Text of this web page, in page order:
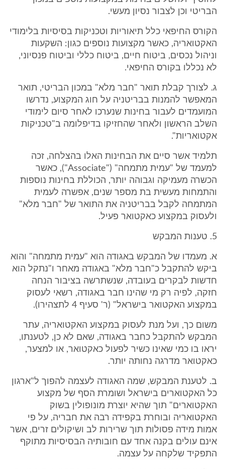
הבריטי וכן לצבור נסיון מעשי.
הקורס החיפאי כלל תיאוריות וטכניקות בסיסיות בלימודי
האקטואריה, כאשר מקצועות נוספים כגון: השקעות
וניהול נכסים, ביטוח חיים, ביטוח כללי וביטוח פנסיוני,
לא נכללו בקורס החיפאי.
ג. לצורך קבלת תואר "חבר מלא" במכון הבריטי, תואר
המאפשר להמנות בבריטניה על חוג המקצוע, נדרשו
המועמדים לעבור בחינות שנערכו לאחר סיום לימודי
השלב הראשון ולאחר שהחזיקו בדיפלומה ב"טכניקות
אקטואריות".
תלמיד אשר סיים את הבחינות האלו בהצלחה, זכה
למעמד של "עמית מתמחה" ("Associate"), כאשר
הכשרה מעמיקה וגבוהה יותר, הכוללת בחינות נוספות
והתמחות מעשית בת מספר שנים, אפשרה לעמית
המתמחה לקבל בבריטניה את התואר של "חבר מלא"
ולעסוק במקצוע כאקטואר פעיל.
5. טענות המבקש
א. מעמדו של המבקש באגודה הוא "עמית מתמחה" והוא
ביקש להתקבל כ"חבר מלא" באגודה מאחר ו"נתקל הוא
חדשות לבקרים בעובדה, שנשתרשה בציבור הנחה
חזקה, לפיה רק מי שהינו חבר באגודה, רשאי לעסוק
במקצוע האקטואר בישראל" (ר' סעיף 4 לתצהירו).
משום כך, ועל מנת לעסוק במקצוע האקטואריה, עתר
המבקש להתקבל כחבר באגודה, שאם לא כן, לטענתו,
יראו בו כמי שאינו כשיר לפעול כאקטואר, או למצער,
כאקטואר מדרגה נחותה יותר.
ב. לטענת המבקש, שמה האגודה לעצמה להפוך ל"ארגון
כל האקטוארים בישראל ושומרת הסף של מקצוע
האקטוארים" תוך שהיא יוצרת מונופולין בשוק
האקטואריה ובוחרת בקפידה רבה את חבריה, על פי
אמות מידה פסולות תוך שרירות לב ושיקולים זרים, אשר
אינם עולים בקנה אחד עם חובותיה הבסיסיות מתוקף
התפקיד שלקחה על עצמה.